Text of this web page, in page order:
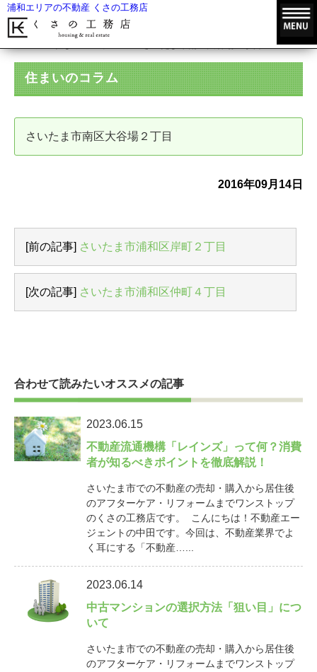
浦和エリアの不動産 くさの工務店
住まいのコラム
さいたま市南区大谷場２丁目
2016年09月14日
[前の記事] さいたま市浦和区岸町２丁目
[次の記事] さいたま市浦和区仲町４丁目
合わせて読みたいオススメの記事
2023.06.15
不動産流通機構「レインズ」って何？消費
者が知るべきポイントを徹底解説！
さいたま市での不動産の売却・購入から居住後
のアフターケア・リフォームまでワンストップ
のくさの工務店です。 こんにちは！不動産エー
ジェントの中田です。今回は、不動産業界でよ
く耳にする「不動産…...
2023.06.14
中古マンションの選択方法「狙い目」につ
いて
さいたま市での不動産の売却・購入から居住後
のアフターケア・リフォームまでワンストップ